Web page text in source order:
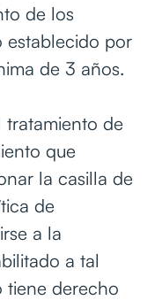
de los
establecido por
de 3 años.
tratamiento de
que
la casilla de
de
a la
a tal
tiene derecho